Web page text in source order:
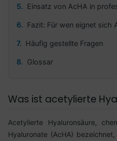
Einsatz von AcHA in
Fazit: Für wen eignet sich
Häufig gestellte Fragen
Glossar
Was ist acetylierte
Acetylierte Hyaluronsäure,
Hyaluronate (AcHA)